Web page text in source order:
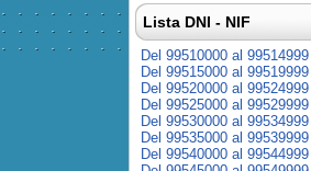
Lista DNI - NIF
Del 99510000 al 99514999
Del 99515000 al 99519999
Del 99520000 al 99524999
Del 99525000 al 99529999
Del 99530000 al 99534999
Del 99535000 al 99539999
Del 99540000 al 99544999